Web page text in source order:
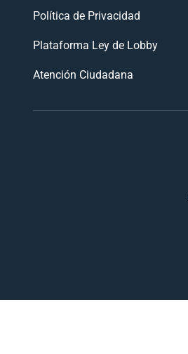
Política de Privacidad
Plataforma Ley de Lobby
Atención Ciudadana